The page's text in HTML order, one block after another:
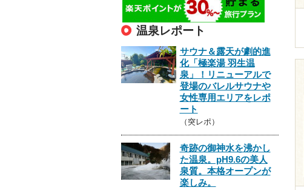
温泉レポート
サウナ＆露天が劇的進
化「極楽湯 羽生温
泉」！リニューアルで
登場のバレルサウナや
女性専用エリアをレポ
ート
（突レポ）
奇跡の御神水を沸かし
た温泉。pH9.6の美人
泉質。本格オープンが
楽しみ。